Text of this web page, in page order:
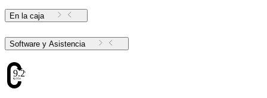
En la caja
Software y Asistencia
9.29